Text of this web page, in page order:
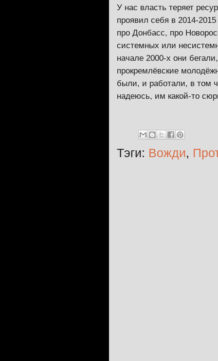
У нас власть теряет
проявил себя в 2014-
про Донбасс, про
системных или
начале 2000-х они
прокремлёвские
были, и работали, в том
надеюсь, им какой-то
Тэги: Вожди,